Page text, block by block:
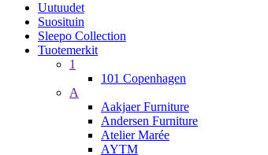
Uutuudet
Suosituin
Sleepo Collection
Tuotemerkit
1
101 Copenhagen
A
Aakjaer Furniture
Andersen Furniture
Atelier Marée
AYTM